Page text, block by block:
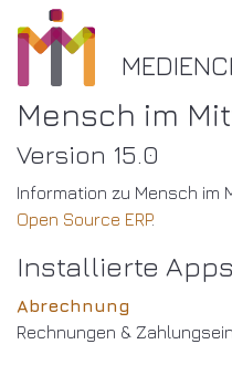
Mensch im
Version 15.0
Information zu Mensch im
Open Source ERP.
Installierte Apps
Abrechnung
Rechnungen &